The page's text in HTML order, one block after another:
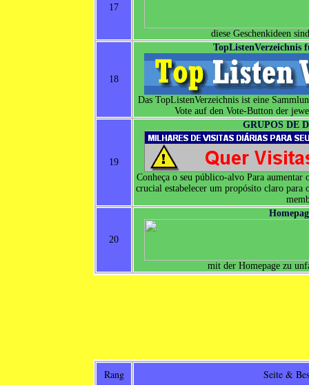
17
diese Geschenkideen
18
TopListenVerzeichnis
Das TopListenVerzeichnis ist eine
Vote auf den Vote-Button der
19
GRUPOS DE
Conheça o seu público-alvo Para aumentar
crucial estabelecer um propósito claro
20
mit der Homepage zu
Rang Seite &